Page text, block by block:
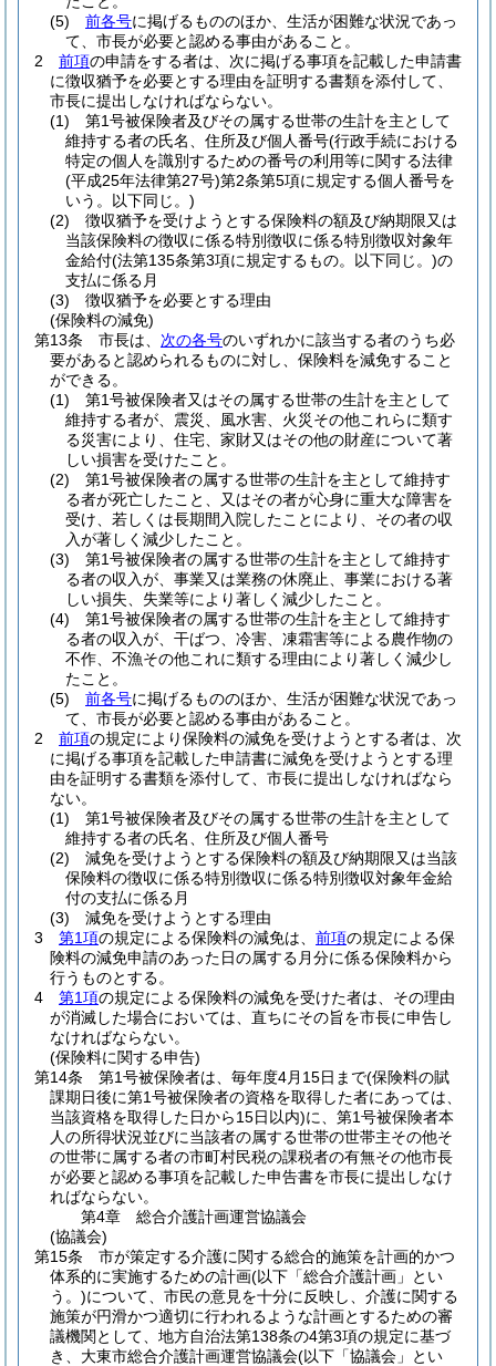
(5)
前各号に掲げるもののほか、生活が困難な状況であっ
て、市長が必要と認める事由があること。
2
前項の申請をする者は、次に掲げる事項を記載した申請書
に徴収猶予を必要とする理由を証明する書類を添付して、
市長に提出しなければならない。
(1)
第1号被保険者及びその属する世帯の生計を主として
維持する者の氏名、住所及び個人番号(行政手続における
特定の個人を識別するための番号の利用等に関する法律
(平成25年法律第27号)第2条第5項に規定する個人番号を
いう。以下同じ。)
(2)
徴収猶予を受けようとする保険料の額及び納期限又は
当該保険料の徴収に係る特別徴収に係る特別徴収対象年
金給付(法第135条第3項に規定するもの。以下同じ。)の
支払に係る月
(3)
徴収猶予を必要とする理由
(保険料の減免)
第13条
市長は、 次の各号のいずれかに該当する者のうち必
要があると認められるものに対し、保険料を減免すること
ができる。
(1)
第1号被保険者又はその属する世帯の生計を主として
維持する者が、震災、風水害、火災その他これらに類す
る災害により、住宅、家財又はその他の財産について著
しい損害を受けたこと。
(2)
第1号被保険者の属する世帯の生計を主として維持す
る者が死亡したこと、又はその者が心身に重大な障害を
受け、若しくは長期間入院したことにより、その者の収
入が著しく減少したこと。
(3)
第1号被保険者の属する世帯の生計を主として維持す
る者の収入が、事業又は業務の休廃止、事業における著
しい損失、失業等により著しく減少したこと。
(4)
第1号被保険者の属する世帯の生計を主として維持す
る者の収入が、干ばつ、冷害、凍霜害等による農作物の
不作、不漁その他これに類する理由により著しく減少し
たこと。
(5)
前各号に掲げるもののほか、生活が困難な状況であっ
て、市長が必要と認める事由があること。
2
前項の規定により保険料の減免を受けようとする者は、次
に掲げる事項を記載した申請書に減免を受けようとする理
由を証明する書類を添付して、市長に提出しなければなら
ない。
(1)
第1号被保険者及びその属する世帯の生計を主として
維持する者の氏名、住所及び個人番号
(2)
減免を受けようとする保険料の額及び納期限又は当該
保険料の徴収に係る特別徴収に係る特別徴収対象年金給
付の支払に係る月
(3)
減免を受けようとする理由
3
第1項の規定による保険料の減免は、 前項の規定による保
険料の減免申請のあった日の属する月分に係る保険料から
行うものとする。
4
第1項の規定による保険料の減免を受けた者は、その理由
が消滅した場合においては、直ちにその旨を市長に申告し
なければならない。
(保険料に関する申告)
第14条
第1号被保険者は、毎年度4月15日まで(保険料の賦
課期日後に第1号被保険者の資格を取得した者にあっては、
当該資格を取得した日から15日以内)に、第1号被保険者本
人の所得状況並びに当該者の属する世帯の世帯主その他そ
の世帯に属する者の市町村民税の課税者の有無その他市長
が必要と認める事項を記載した申告書を市長に提出しなけ
ればならない。
第4章
総合介護計画運営協議会
(協議会)
第15条
市が策定する介護に関する総合的施策を計画的かつ
体系的に実施するための計画(以下「総合介護計画」とい
う。)について、市民の意見を十分に反映し、介護に関する
施策が円滑かつ適切に行われるような計画とするための審
議機関として、地方自治法第138条の4第3項の規定に基づ
き、大東市総合介護計画運営協議会(以下「協議会」とい